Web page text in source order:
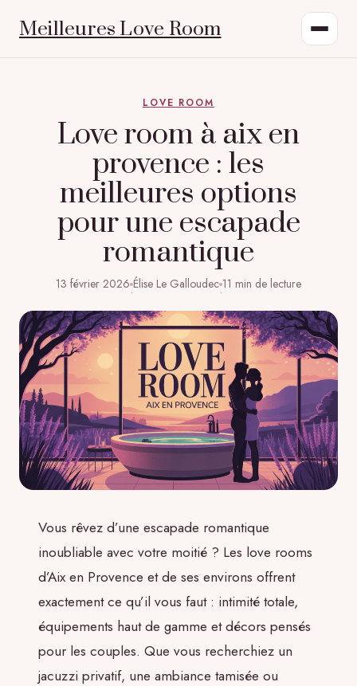
Meilleures Love Room
LOVE ROOM
Love room à aix en
provence : les
meilleures options
pour une escapade
romantique
13 février 2026·Élise Le Galloudec·11 min de lecture
Vous rêvez d’une escapade romantique
inoubliable avec votre moitié ? Les love rooms
d’Aix en Provence et de ses environs offrent
exactement ce qu’il vous faut : intimité totale,
équipements haut de gamme et décors pensés
pour les couples. Que vous recherchiez un
jacuzzi privatif, une ambiance tamisée ou